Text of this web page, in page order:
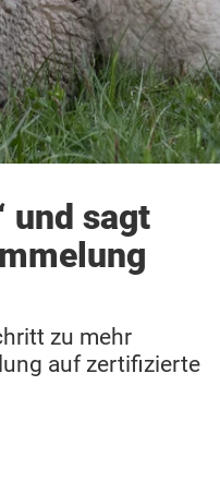
und sagt
zu mehr
auf zertifizierte